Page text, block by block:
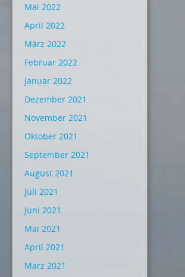
Mai 2022
April 2022
März 2022
Februar 2022
Januar 2022
Dezember 2021
November 2021
Oktober 2021
September 2021
August 2021
Juli 2021
Juni 2021
Mai 2021
April 2021
März 2021